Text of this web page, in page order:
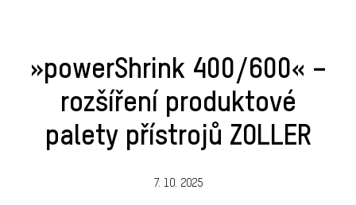
»powerShrink 400/600« –
rozšíření produktové
palety přístrojů ZOLLER
7. 10. 2025